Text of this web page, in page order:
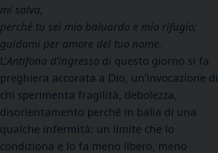
mi salva,
perché tu sei mio baluardo e mio rifugio;
guidami per amore del tuo nome.
L’Antifona d’ingresso di questo giorno si fa
preghiera accorata a Dio, un’invocazione di
chi sperimenta fragilità, debolezza,
disorientamento perché in balia di una
qualche infermità: un limite che lo
condiziona e lo fa meno libero, meno